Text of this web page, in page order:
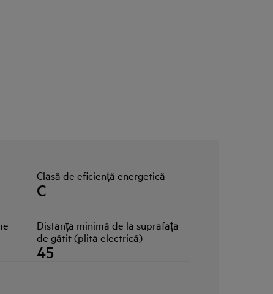
Clasă de eficiență energetică
C
Distanța minimă de la suprafața
de gătit (plita electrică)
45